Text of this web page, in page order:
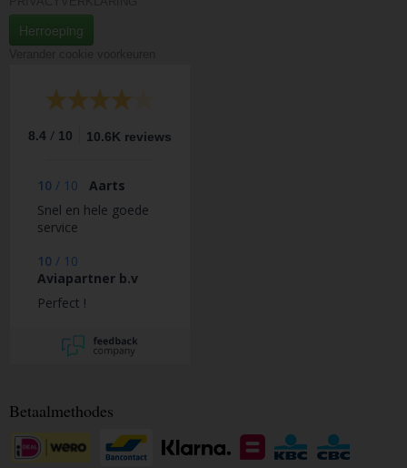
Herroeping
8.4 / 10 10.6K reviews
10 / 10
Aarts
Snel en hele goede
service
10 / 10
Aviapartner b.v
Perfect !
Betaalmethodes